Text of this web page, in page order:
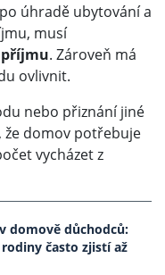
úhradě ubytování a
musí
. Zároveň má
ovlivnit.
nebo přiznání jiné
že domov potřebuje
vycházet z
domově důchodců:
často zjistí až